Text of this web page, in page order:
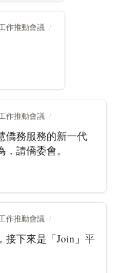
作推動會議
作推動會議
僑務服務的新一代
請僑委會。
作推動會議
接下來是「Join」平